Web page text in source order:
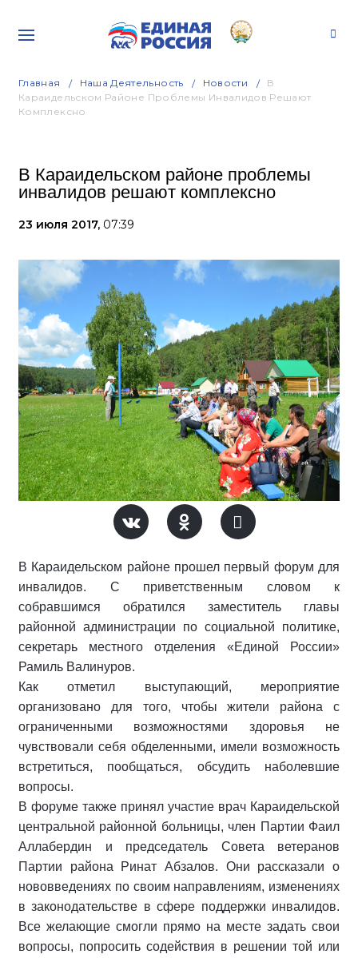
Главная Наша Деятельность Новости
В
Караидельском Районе Проблемы Инвалидов Решают
Комплексно
В Караидельском районе проблемы
инвалидов решают комплексно
23 июля 2017, 07:39
В Караидельском районе прошел первый форум для
инвалидов. С приветственным словом к
собравшимся обратился заместитель главы
районной администрации по социальной политике,
секретарь местного отделения «Единой России»
Рамиль Валинуров.
Как отметил выступающий, мероприятие
организовано для того, чтобы жители района с
ограниченными возможностями здоровья не
чувствовали себя обделенными, имели возможность
встретиться, пообщаться, обсудить наболевшие
вопросы.
В форуме также принял участие врач Караидельской
центральной районной больницы, член Партии Фаил
Аллабердин и председатель Совета ветеранов
Партии района Ринат Абзалов. Они рассказали о
нововведениях по своим направлениям, изменениях
в законодательстве в сфере поддержки инвалидов.
Все желающие смогли прямо на месте задать свои
вопросы, попросить содействия в решении той или